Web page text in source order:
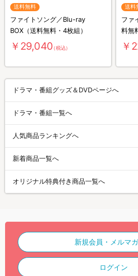
送料無料
ファイトソング／Blu-ray
BOX（送料無料・4枚組）
￥29,040（税込）
送料
ファ
料無
￥
ドラマ・番組グッズ＆DVDページへ
ドラマ・番組一覧へ
人気商品ランキングへ
新着商品一覧へ
オリジナル特典付き商品一覧へ
新規会員・メルマ
ログイン